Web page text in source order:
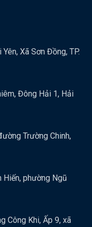
Xã Sơn Đồng, TP.
Đông Hải 1, Hải
Trường Chinh,
Hiến, phường Ngũ
Công Khi, Ấp 9, xã